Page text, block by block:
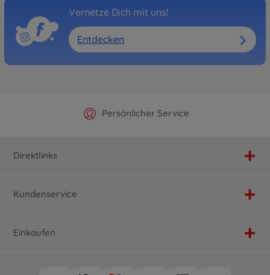
Vernetze Dich mit uns!
Entdecken
Offizieller Hersteller Shop
Persönlicher Service
Versandkostenfrei ab 25€
Schnelle Lieferung
Direktlinks
Kundenservice
Einkaufen